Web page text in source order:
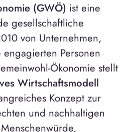
(GWÖ) ist eine
gesellschaftliche
von Unternehmen,
Personen
Ökonomie stellt
Wirtschaftsmodell
Konzept zur
und nachhaltigen